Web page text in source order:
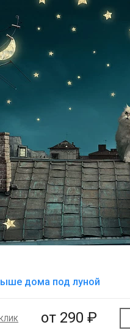
дома под луной
от 290 ₽